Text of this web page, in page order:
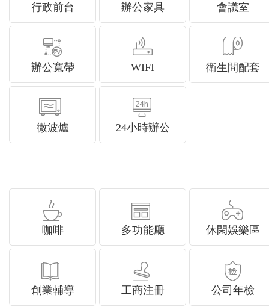
行政前台 辦公家具 會議室
辦公寬帶 WIFI 衛生間配套
微波爐 24小時辦公
咖啡 多功能廳 休閑娛樂區
創業輔導 工商注冊 公司年檢